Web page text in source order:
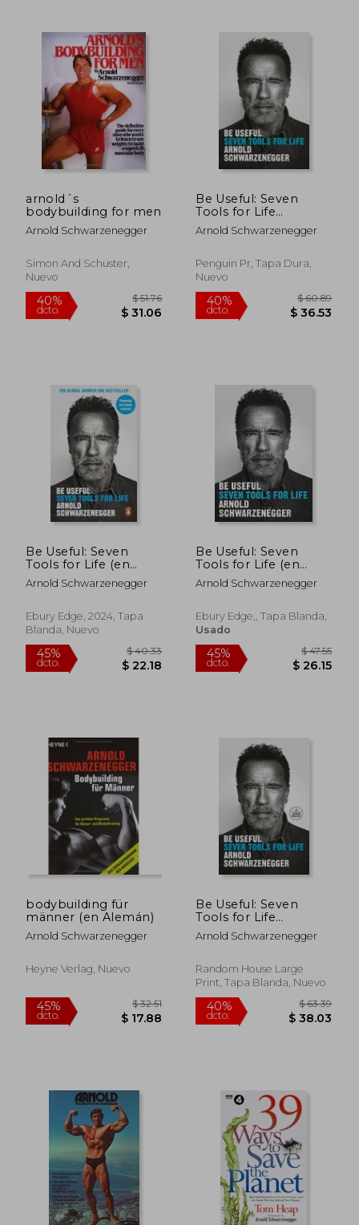
45%
dcto.
$ 36.29
$ 19.96
45%
dcto.
arnold´s
bodybuilding for men
Arnold Schwarzenegger
Simon And Schuster,
Nuevo
40%
dcto.
Be Useful: Seven
Tools for Life
(Hardback or Cased
Book) (en Inglés)
Arnold Schwarzenegger
Penguin Pr, Tapa Dura,
Nuevo
40%
dcto. $
Be Useful: Seven
Tools for Life (en
Inglés)
Arnold Schwarzenegger
Ebury Edge, 2024, Tapa
Blanda, Nuevo
45%
dcto.
$ 40.33
$ 22.18
Be Useful: Seven
Tools for Life (en
Inglés)
Arnold Schwarzenegger
Ebury Edge,, Tapa Blanda,
Usado
45%
dcto. $
bodybuilding für
männer (en Alemán)
Arnold Schwarzenegger
Heyne Verlag, Nuevo
Be Useful: Seven
Tools for Life
(Random House
Large Print) (en
Arnold Schwarzenegger
Random House Large
Print, Tapa Blanda, Nuevo